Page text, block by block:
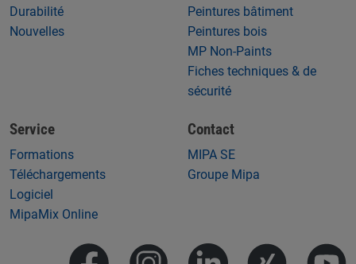
Durabilité
Nouvelles
Peintures bâtiment
Peintures bois
MP Non-Paints
Fiches techniques & de
sécurité
Service
Formations
Téléchargements
Logiciel
MipaMix Online
Contact
MIPA SE
Groupe Mipa